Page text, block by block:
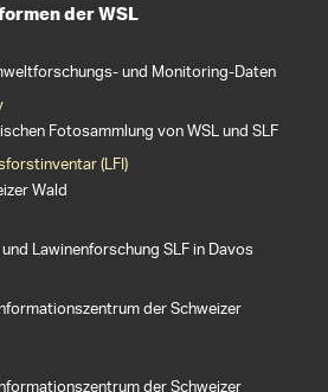
der WSL
und Monitoring-Daten
Fotosammlung von WSL und SLF
(LFI)
Wald
Lawinenforschung SLF in Davos
der Schweizer